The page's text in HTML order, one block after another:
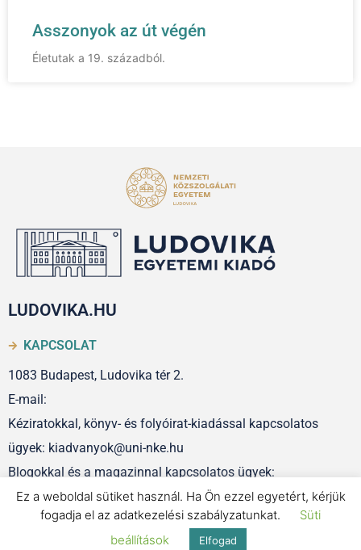
Asszonyok az út végén
Életutak a 19. századból.
LUDOVIKA.HU
KAPCSOLAT
1083 Budapest, Ludovika tér 2.
E-mail:
Kéziratokkal, könyv- és folyóirat-kiadással kapcsolatos
ügyek: kiadvanyok@uni-nke.hu
Blogokkal és a magazinnal kapcsolatos ügyek:
szerkesztoseg@uni-nke.hu
Ez a weboldal sütiket használ. Ha Ön ezzel egyetért, kérjük
fogadja el az adatkezelési szabályzatunkat.
Süti
beállítások
Elfogad